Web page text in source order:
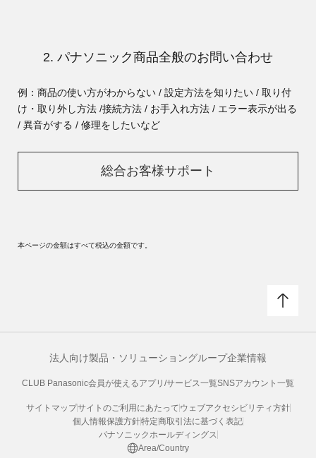
2. パナソニック商品全般のお問い合わせ
例：商品の使い方がわからない / 設定方法を知りたい / 取り付
け・取り外し方法 /接続方法 / お手入れ方法 / エラー表示が出る
/ 異音がする / 修理をしたいなど
総合お客様サポート
本ページの金額はすべて税込の金額です。
法人向け製品・ソリューショングループ企業情報
CLUB Panasonic会員が使えるアプリ/サービス一覧SNSアカウント一覧
サイトマップサイトのご利用にあたって ウェブアクセシビリティ方針
個人情報保護方針特定商取引法に基づく表記
パナソニックホールディングス
Area/Country